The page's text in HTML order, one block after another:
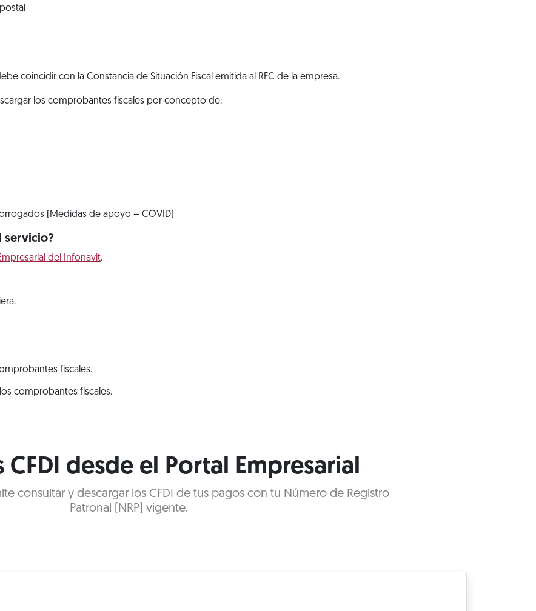
coincidir con la Constancia de Situación Fiscal emitida al RFC de la empresa.
los comprobantes fiscales por concepto de:
(Medidas de apoyo – COVID)
servicio?
del Infonavit.
fiscales.
comprobantes fiscales.
CFDI desde el Portal Empresarial
consultar y descargar los CFDI de tus pagos con tu Número de Registro
Patronal (NRP) vigente.